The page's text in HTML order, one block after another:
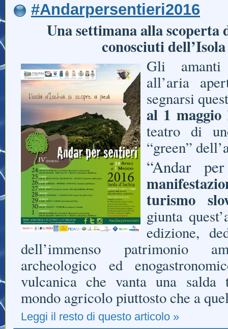
#Andarpersentieri2016
Una settimana alla scoperta
conosciuti
Gli amanti
all’aria
segnarsi
al 1 maggio
teatro di
“green”
“Andar
turismo
giunta
edizione,
dell’immenso patrimonio
archeologico ed
vulcanica che vanta una salda
mondo agricolo piuttosto che a
Leggi il resto di questo articolo »